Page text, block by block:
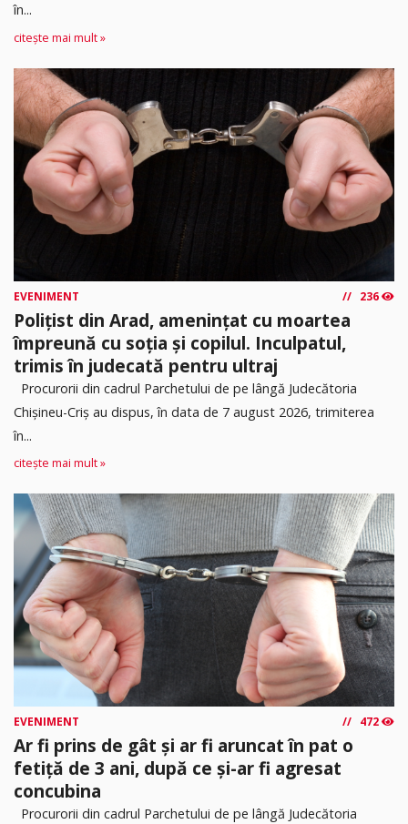
în...
citește mai mult »
EVENIMENT 236
Polițist din Arad, amenințat cu moartea
împreună cu soția și copilul. Inculpatul,
trimis în judecată pentru ultraj
Procurorii din cadrul Parchetului de pe lângă Judecătoria
Chișineu-Criș au dispus, în data de 7 august 2026, trimiterea
în...
citește mai mult »
EVENIMENT 472
Ar fi prins de gât și ar fi aruncat în pat o
fetiță de 3 ani, după ce și-ar fi agresat
concubina
Procurorii din cadrul Parchetului de pe lângă Judecătoria